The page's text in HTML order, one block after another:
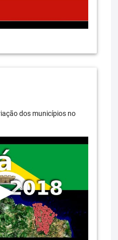
dos municípios no